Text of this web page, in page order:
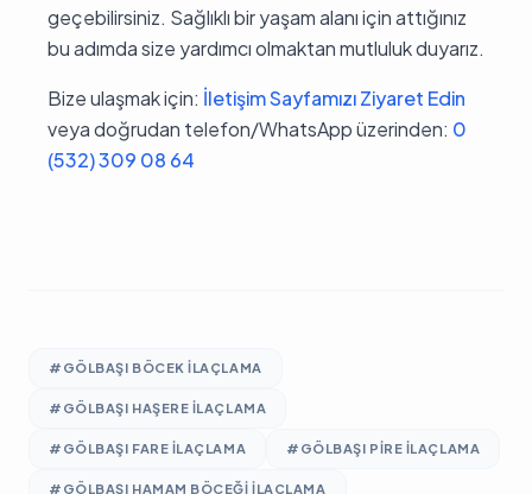
geçebilirsiniz. Sağlıklı bir yaşam alanı için attığınız
bu adımda size yardımcı olmaktan mutluluk duyarız.
Bize ulaşmak için: İletişim Sayfamızı Ziyaret Edin
veya doğrudan telefon/WhatsApp üzerinden: 0
(532) 309 08 64
#GÖLBAŞI BÖCEK ILAÇLAMA
#GÖLBAŞI HAŞERE ILAÇLAMA
#GÖLBAŞI FARE ILAÇLAMA #GÖLBAŞI PIRE ILAÇLAMA
#GÖLBAŞI HAMAM BÖCEĞI ILAÇLAMA